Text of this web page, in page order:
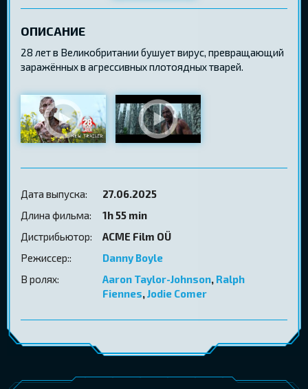
ОПИСАНИЕ
28 лет в Великобритании бушует вирус, превращающий
заражённых в агрессивных плотоядных тварей.
Дата выпуска:
27.06.2025
Длина фильма:
1h 55 min
Дистрибьютор:
ACME Film OÜ
Режиссер::
Danny Boyle
В ролях:
Aaron Taylor-Johnson, Ralph
Fiennes,Jodie Comer